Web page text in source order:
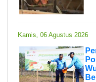
Kamis, 06 Agustus 2026